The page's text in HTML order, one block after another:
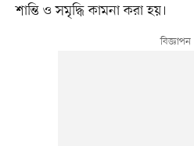
শান্তি ও সমৃদ্ধি কামনা করা হয়।